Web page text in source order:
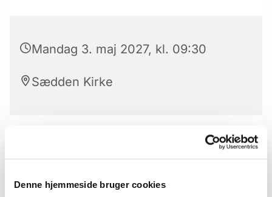
Denne hjemmeside bruger cookies
Mandag 3. maj 2027, kl. 09:30
Sædden Kirke
Et tilbud til børn fra 0-6 år, sammen med en
forældre/bedsteforældre.
Der serveres brød og kaffe/saft fra kl. 09.30-